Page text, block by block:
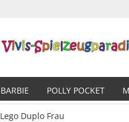
BARBIE POLLY POCKET
Lego Duplo Frau